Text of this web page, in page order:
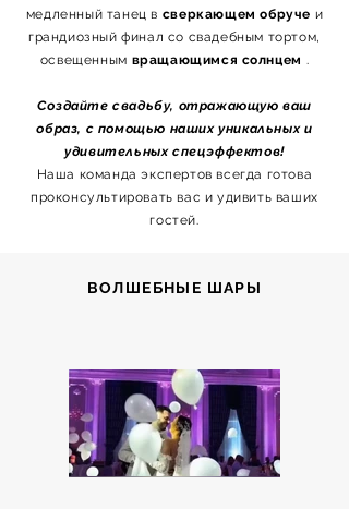
медленный танец в сверкающем обруче и
грандиозный финал со свадебным тортом,
освещенным вращающимся солнцем .
Создайте свадьбу, отражающую ваш
образ, с помощью наших уникальных и
удивительных спецэффектов!
Наша команда экспертов всегда готова
проконсультировать вас и удивить ваших
гостей.
ВОЛШЕБНЫЕ ШАРЫ